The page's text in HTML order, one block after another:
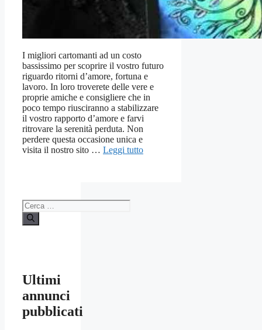
I migliori cartomanti ad un costo
bassissimo per scoprire il vostro futuro
riguardo ritorni d’amore, fortuna e
lavoro. In loro troverete delle vere e
proprie amiche e consigliere che in
poco tempo riusciranno a stabilizzare
il vostro rapporto d’amore e farvi
ritrovare la serenità perduta. Non
perdere questa occasione unica e
visita il nostro sito … Leggi tutto
Ricerca
per:
Ultimi
annunci
pubblicati